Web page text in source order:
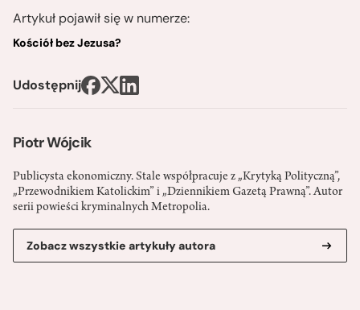
Piotr Wójcik
Publicysta ekonomiczny. Stale współpracuje z „Krytyką Polityczną”,
„Przewodnikiem Katolickim” i „Dziennikiem Gazetą Prawną”. Autor
serii powieści kryminalnych Metropolia.
Zobacz wszystkie artykuły autora
Artykuł pojawił się w numerze:
Kościół bez Jezusa?
Udostępnij